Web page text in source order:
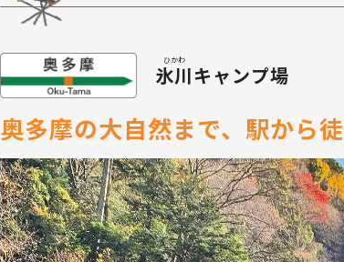
氷川キャンプ場
奥多摩の大自然まで、駅から